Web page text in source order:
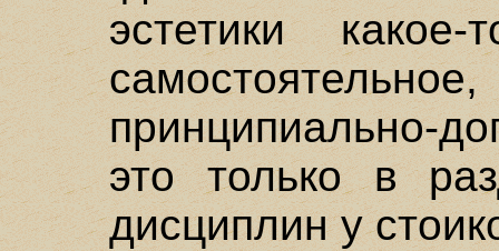
эстетики
принципиально-
это только в
дисциплин у